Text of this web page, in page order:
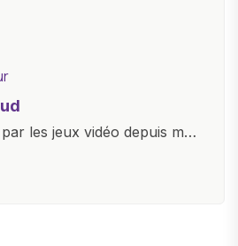
les jeux vidéo depuis mon
amour pour l'univers